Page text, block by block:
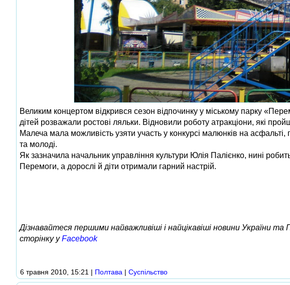
Великим концертом відкрився сезон відпочинку у міському парку
дітей розважали ростові ляльки. Відновили роботу атракціони, які
Малеча мала можливість узяти участь у конкурсі малюнків на
та молоді.
Як зазначила начальник управління культури Юлія Палієнко, нині
Перемоги, а дорослі й діти отримали гарний настрій.
Дізнавайтеся першими найважливіші і найцікавіші новини України
сторінку уFacebook
6 травня 2010, 15:21 | Полтава | Суспільство